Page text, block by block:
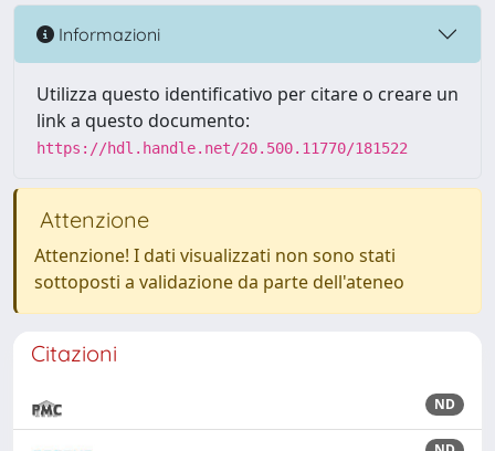
Informazioni
Utilizza questo identificativo per citare o creare un
link a questo documento:
https://hdl.handle.net/20.500.11770/181522
Attenzione
Attenzione! I dati visualizzati non sono stati
sottoposti a validazione da parte dell'ateneo
Citazioni
ND